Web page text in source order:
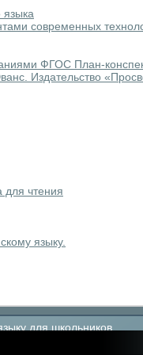
языка
современных
ФГОС План-
Издательство
для чтения
языку.
для школьников.